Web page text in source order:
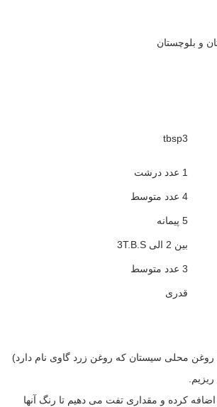
و بلوچستان
tbsp3
1 عدد درشت
4 عدد متوسط
5 پیمانه
بین 2 الی 3T.B.S
3 عدد متوسط
قدری
روغن محلی سیستان که روغن زرد گاوی نام دارد)
اضافه کرده و مقداری تفت می دهیم تا رنگ آنها